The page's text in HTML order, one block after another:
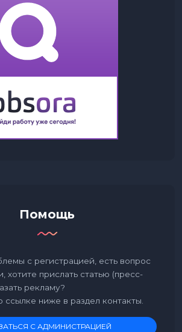
Помощь
с регистрацией, есть вопрос
хотите прислать статью (пресс-
рекламу?
ссылке ниже в раздел контакты.
С АДМИНИСТРАЦИЕЙ